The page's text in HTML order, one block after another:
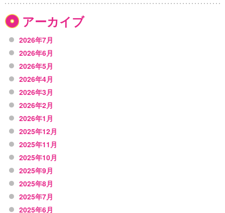
アーカイブ
2026年7月
2026年6月
2026年5月
2026年4月
2026年3月
2026年2月
2026年1月
2025年12月
2025年11月
2025年10月
2025年9月
2025年8月
2025年7月
2025年6月